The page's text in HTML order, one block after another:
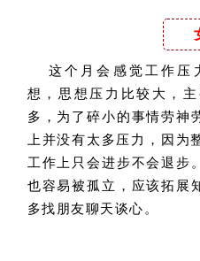
这个月会感觉工作压
想，思想压力比较大，
多，为了碎小的事情劳神
上并没有太多压力，因为
工作上只会进步不会退步
也容易被孤立，应该拓展
多找朋友聊天谈心。